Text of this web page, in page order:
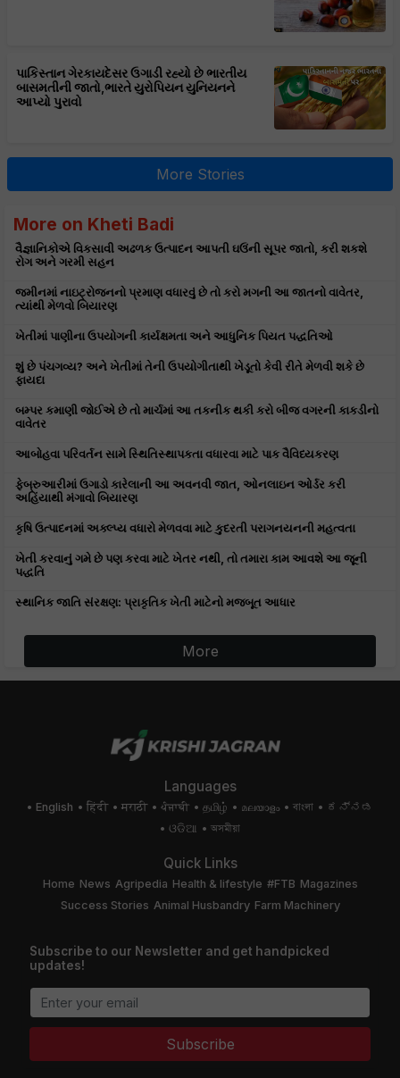
પાકિસ્તાન ગેરકાયદેસર ઉગાડી રહ્યો છે ભારતીય
બાસમતીની જાતો,ભારતે યુરોપિયન યુનિયનને
આપ્યો પુરાવો
More Stories
More on Kheti Badi
વૈજ્ઞાનિકોએ વિકસાવી અઢળક ઉત્પાદન આપતી ઘઉંની સૂપર જાતો, કરી શકશે
રોગ અને ગરમી સહન
જમીનમાં નાઇટ્રોજનનો પ્રમાણ વધારવું છે તો કરો મગની આ જાતનો વાવેતર,
ત્યાંથી મેળવો બિયારણ
ખેતીમાં પાણીના ઉપયોગની કાર્યક્ષમતા અને આધુનિક પિયત પદ્ધતિઓ
શું છે પંચગવ્ય? અને ખેતીમાં તેની ઉપયોગીતાથી ખેડૂતો કેવી રીતે મેળવી શકે છે
ફાયદા
બમ્પર કમાણી જોઈએ છે તો માર્ચમાં આ તકનીક થકી કરો બીજ વગરની કાકડીનો
વાવેતર
આબોહવા પરિવર્તન સામે સ્થિતિસ્થાપકતા વધારવા માટે પાક વૈવિધ્યકરણ
ફેબ્રુઆરીમાં ઉગાડો કારેલાની આ અવનવી જાત, ઓનલાઇન ઓર્ડર કરી
અહિંયાથી મંગાવો બિયારણ
કૃષિ ઉત્પાદનમાં અક્લ્પ્ય વધારો મેળવવા માટે કુદરતી પરાગનયનની મહત્વતા
ખેતી કરવાનું ગમે છે પણ કરવા માટે ખેતર નથી, તો તમારા કામ આવશે આ જૂની
પદ્ધતિ
સ્થાનિક જાતિ સંરક્ષણ: પ્રાકૃતિક ખેતી માટેનો મજબૂત આધાર
More
Languages
English हिंदी मराठी ਪੰਜਾਬੀ தமிழ் മലയാളം বাংলা
ಕನ್ನಡ
ଓଡିଆ
অসমীয়া
Quick Links
Home News Agripedia Health & lifestyle #FTB Magazines
Success Stories Animal Husbandry Farm Machinery
Subscribe to our Newsletter and get handpicked
updates!
Subscribe